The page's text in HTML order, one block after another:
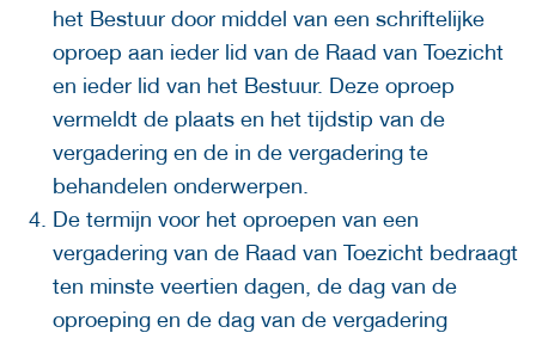
het Bestuur door middel van een schriftelijke
oproep aan ieder lid van de Raad van Toezicht
en ieder lid van het Bestuur. Deze oproep
vermeldt de plaats en het tijdstip van de
vergadering en de in de vergadering te
behandelen onderwerpen.
De termijn voor het oproepen van een
vergadering van de Raad van Toezicht bedraagt
ten minste veertien dagen, de dag van de
oproeping en de dag van de vergadering